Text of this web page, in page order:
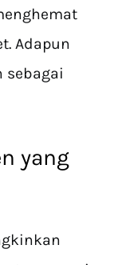
Adapun
sebagai
yang